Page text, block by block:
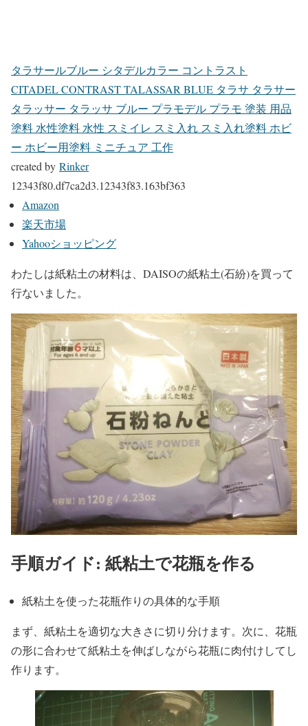
タラサールブルー シタデルカラー コントラスト
CITADEL CONTRAST TALASSAR BLUE タラサ タラサー
タラッサー タラッサ ブルー プラモデル プラモ 塗装 用品
塗料 水性塗料 水性 スミイレ スミ入れ スミ入れ塗料 ホビ
ー ホビー用塗料 ミニチュア 工作
created by Rinker
12343f80.df7ca2d3.12343f83.163bf363
Amazon
楽天市場
Yahooショッピング
わたしは紙粘土の材料は、DAISOの紙粘土(石紛)を買って
行ないました。
手順ガイド: 紙粘土で花瓶を作る
紙粘土を使った花瓶作りの具体的な手順
まず、紙粘土を適切な大きさに切り分けます。次に、花瓶
の形に合わせて紙粘土を伸ばしながら花瓶に肉付けしてし
作ります。